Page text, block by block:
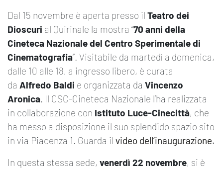
Dal 15 novembre è aperta presso il Teatro dei
Dioscuri al Quirinale la mostra “70 anni della
Cineteca Nazionale del Centro Sperimentale di
Cinematografia“. Visitabile da martedì a domenica,
dalle 10 alle 18, a ingresso libero, è curata
da Alfredo Baldi e organizzata da Vincenzo
Aronica. Il CSC-Cineteca Nazionale l’ha realizzata
in collaborazione con Istituto Luce-Cinecittà, che
ha messo a disposizione il suo splendido spazio sito
in via Piacenza 1. Guarda il video dell’inaugurazione.
In questa stessa sede, venerdì 22 novembre, si è